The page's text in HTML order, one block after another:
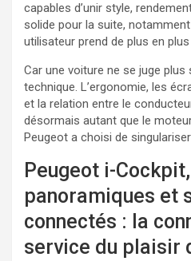
capables d’unir style,
solide pour la suite, notamment
utilisateur prend de plus en plus
Car une voiture ne se juge
technique. L’ergonomie, les
et la relation entre le
désormais autant que le
Peugeot a choisi de
Peugeot i-
panoramiques et
connectés : la
service du plaisir